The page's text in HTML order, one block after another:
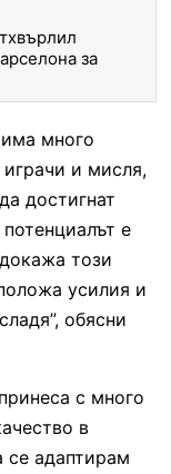
за
много
и мисля,
достигнат
е
този
усилия и
обясни
с много
в
се адаптирам